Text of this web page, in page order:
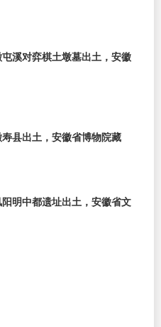
溪对弈棋土墩墓出土，安徽
县出土，安徽省博物院藏
明中都遗址出土，安徽省文